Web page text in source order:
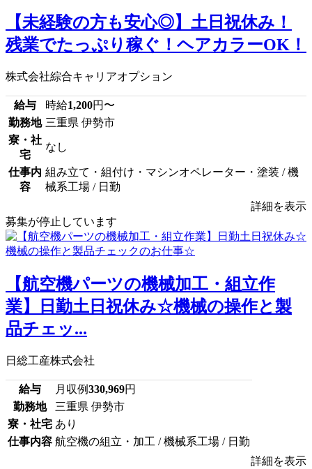
【未経験の方も安心◎】土日祝休み！
残業でたっぷり稼ぐ！ヘアカラーOK！
株式会社綜合キャリアオプション
給与 時給1,200円〜
勤務地 三重県 伊勢市
寮・社
宅
なし
仕事内
容
組み立て・組付け・マシンオペレーター・塗装 / 機
械系工場 / 日勤
詳細を表示
募集が停止しています
【航空機パーツの機械加工・組立作
業】日勤土日祝休み☆機械の操作と製
品チェッ...
日総工産株式会社
給与 月収例330,969円
勤務地
三重県 伊勢市
寮・社宅 あり
仕事内容 航空機の組立・加工 / 機械系工場 / 日勤
詳細を表示